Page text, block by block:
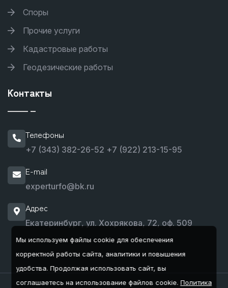
Споры
Прочие услуги
Кадастровые работы
Геодезические работы
Контакты
Телефоны
+7 (343) 382-26-52 +7 (922) 213-15-95
E-mail
experturfo@bk.ru
Адрес
Екатеринбург, ул. Хохрякова, 72, оф. 509
Мы используем файлы cookie для обеспечения
корректной работы сайта, аналитики и повышения
удобства. Продолжая использовать сайт, вы
соглашаетесь на использование файлов cookie. Политика